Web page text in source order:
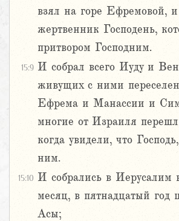
взял на горе Ефремовой,
жертвенник Господень,
притвором Господним.
15:9 И собрал всего Иуду и
живущих с ними
Ефрема и Манассии и
многие от Израиля
когда увидели, что
ним.
15:10 И собрались в Иерусалим
месяц, в пятнадцатый год
Асы;